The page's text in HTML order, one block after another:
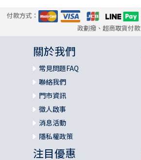
付款方式：
政劃撥、超商取貨付款
關於我們
常見問題FAQ
聯絡我們
門市資訊
徵人啟事
消息活動
隱私權政策
注目優惠